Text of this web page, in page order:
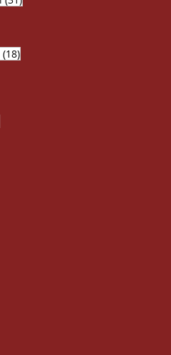
Beiträge
(18)18 Beiträge
Beiträge
Beiträge